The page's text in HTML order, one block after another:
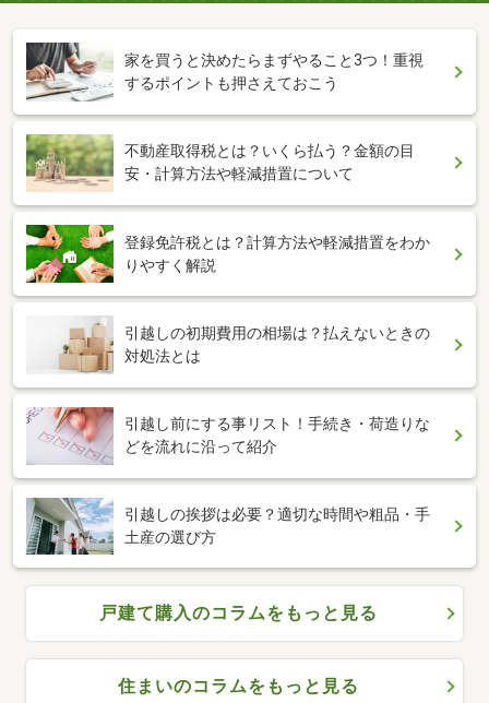
家を買うと決めたらまずやること3つ！重視
するポイントも押さえておこう
不動産取得税とは？いくら払う？金額の目
安・計算方法や軽減措置について
登録免許税とは？計算方法や軽減措置をわか
りやすく解説
引越しの初期費用の相場は？払えないときの
対処法とは
引越し前にする事リスト！手続き・荷造りな
どを流れに沿って紹介
引越しの挨拶は必要？適切な時間や粗品・手
土産の選び方
戸建て購入のコラムをもっと見る
住まいのコラムをもっと見る